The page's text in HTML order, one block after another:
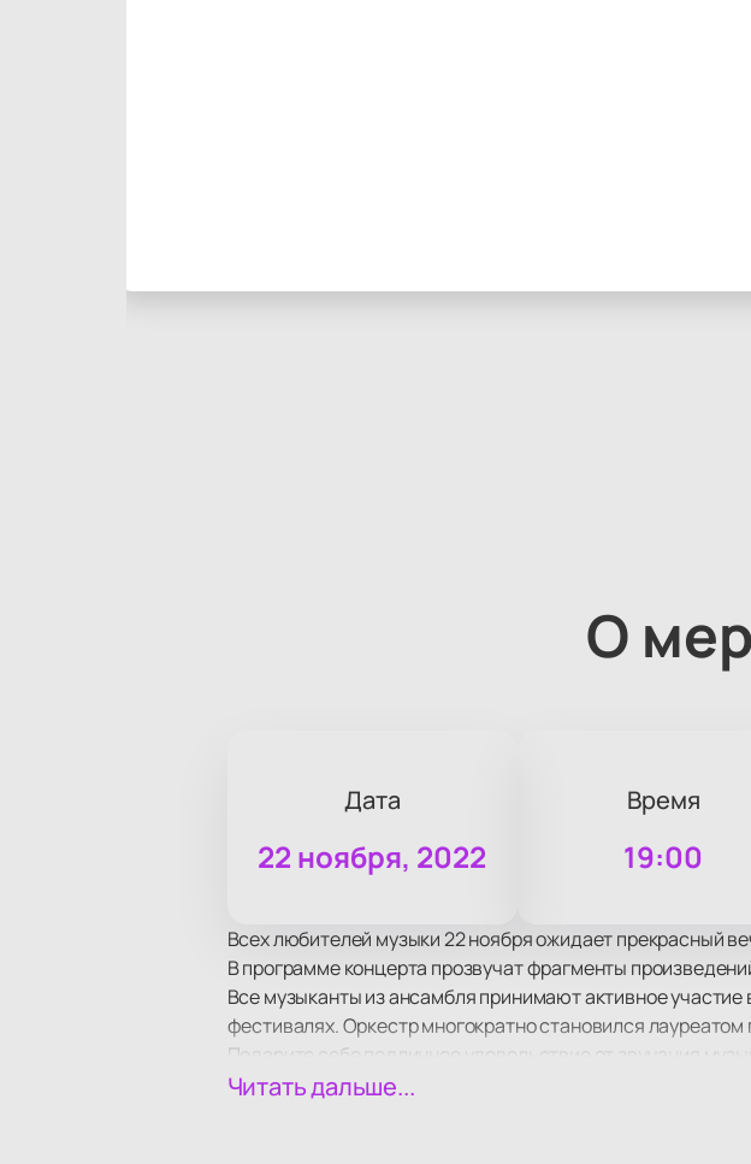
О
Дата
22 ноября, 2022
Время
19:00
Всех любителей музыки 22 ноября ожидает прекрасный
В программе концерта прозвучат фрагменты
Все музыканты из ансамбля принимают активное
фестивалях. Оркестр многократно становился
Подарите себе подлинное удовольствие от звучания
Читать дальше...